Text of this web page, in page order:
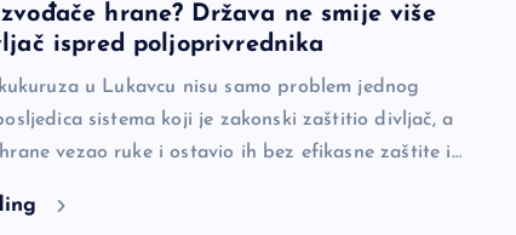
hrane? Država ne smije više
ispred poljoprivrednika
u Lukavcu nisu samo problem jednog
sistema koji je zakonski zaštitio divljač, a
vezao ruke i ostavio ih bez efikasne zaštite i…